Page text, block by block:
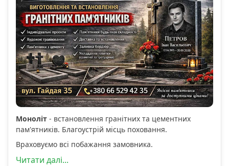
Моноліт - встановлення гранітних та цементних
пам'ятників. Благоустрій місць поховання.
Враховуємо всі побажання замовника.
Читати далі...